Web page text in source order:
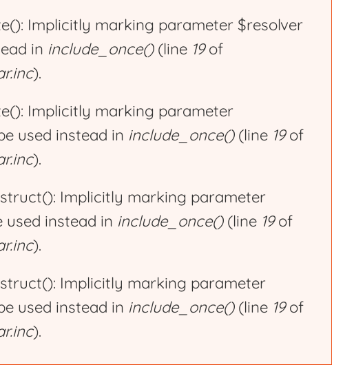
Implicitly marking parameter $resolver
in include_once()(line 19of
).
Implicitly marking parameter
used instead in include_once()(line 19of
).
Implicitly marking parameter
used instead in include_once()(line 19of
).
Implicitly marking parameter
used instead in include_once()(line 19of
).